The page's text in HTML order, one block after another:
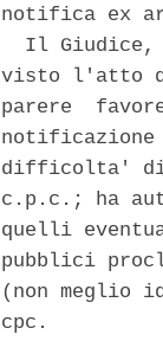
notifica ex
Il Giudice,
visto l'atto
parere
notificazione
difficolta'
c.p.c.; ha
quelli
pubblici
(non meglio
cpc.